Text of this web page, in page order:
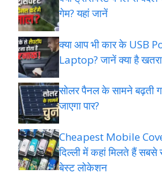
गेम? यहां जानें
क्या आप भी कार के USB
Laptop? जानें क्या है खतरा
सोलर पैनल के सामने बढ़ती
जाएगा पार?
Cheapest Mobile
दिल्ली में कहां मिलते हैं सबसे
बेस्ट लोकेशन